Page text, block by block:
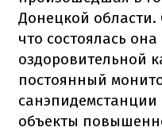
Донецкой
что состоялась
оздоровительной
постоянный
санэпидемстанции
объекты